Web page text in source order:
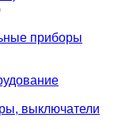
приборы
выключатели